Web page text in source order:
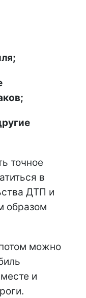
точное
в
ДТП и
образом
можно
и